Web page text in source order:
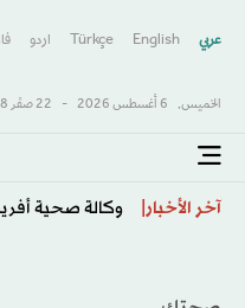
عربي English
Türkçe اردو
الخميس, 6 أغسطس 2026 - 22 صفَر 1448 هـ
آخر الأخبار وكالة صحية